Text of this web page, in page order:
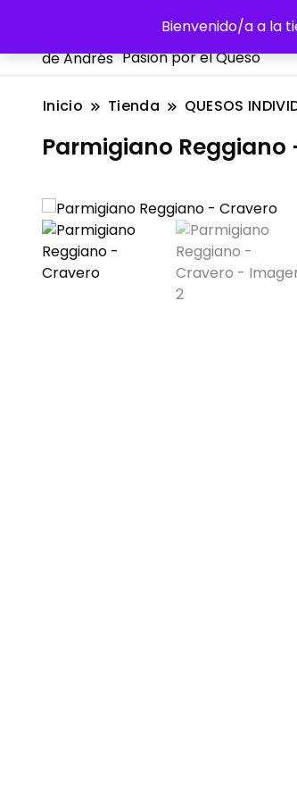
Bienvenido/a a la
La Despensa
Pasión por el Queso
Inicio Tienda QUESOS
Parmigiano Reggiano